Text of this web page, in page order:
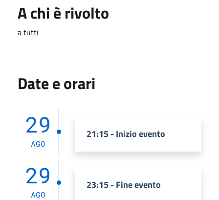
A chi è rivolto
a tutti
Date e orari
29
AGO
21:15 - Inizio evento
29
AGO
23:15 - Fine evento